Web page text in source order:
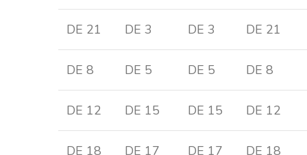
DE 21 DE 3 DE 3 DE 21
DE 8 DE 5 DE 5 DE 8
DE 12 DE 15 DE 15 DE 12
DE 18 DE 17 DE 17 DE 18